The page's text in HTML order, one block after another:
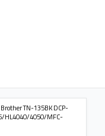
TN-135BK DCP-
HL4040/4050/MFC-